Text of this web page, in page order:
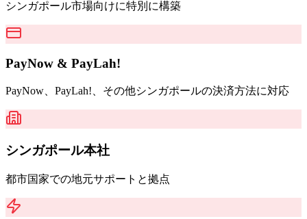
シンガポール市場向けに特別に構築
PayNow & PayLah!
PayNow、PayLah!、その他シンガポールの決済方法に対応
シンガポール本社
都市国家での地元サポートと拠点